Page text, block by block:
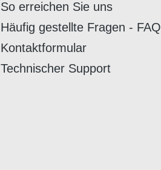
So erreichen Sie uns
Häufig gestellte Fragen - FAQ
Kontaktformular
Technischer Support